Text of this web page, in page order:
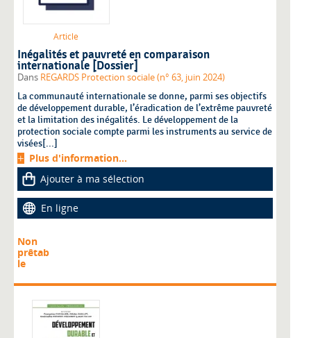
Article
Inégalités et pauvreté en comparaison
internationale [Dossier]
Dans REGARDS Protection sociale (n° 63, juin 2024)
La communauté internationale se donne, parmi ses objectifs
de développement durable, l’éradication de l’extrême pauvreté
et la limitation des inégalités. Le développement de la
protection sociale compte parmi les instruments au service de
visées[...]
Plus d'information...
Ajouter à ma sélection
En ligne
Non
prêtab
le